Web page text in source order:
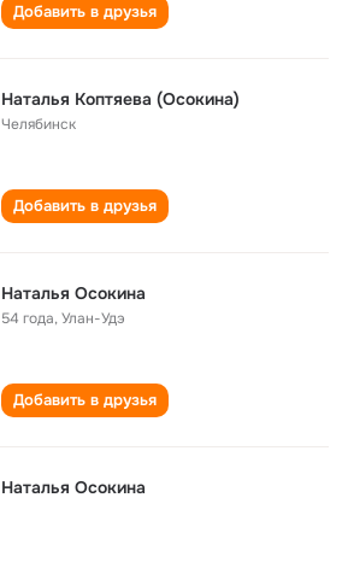
Добавить в друзья
Наталья Коптяева (Осокина)
Челябинск
Добавить в друзья
Наталья Осокина
54 года,Улан-Удэ
Добавить в друзья
Наталья Осокина